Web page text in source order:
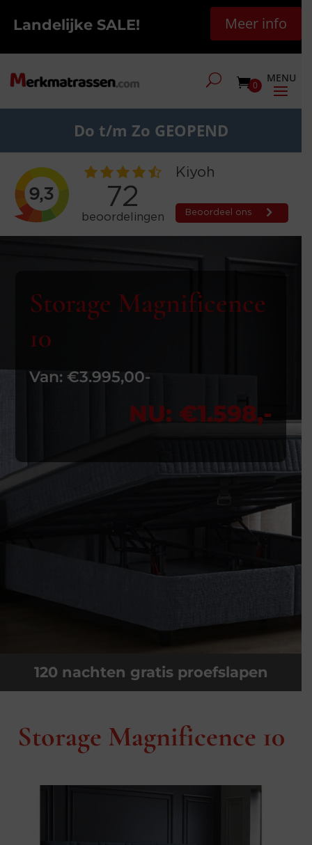
Landelijke SALE! Meer info
0
Do t/m Zo GEOPEND
Storage Magnificence
10
Van: €3.995,00-
NU: €1.598,-
120 nachten gratis proefslapen
Storage Magnificence 10